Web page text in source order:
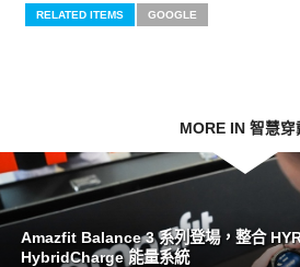
RELATED ITEMS GOOGLE
MORE IN 智慧穿
Amazfit Balance 3 系列登場，整合
HybridCharge 能量系統